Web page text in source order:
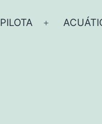
PILOTA
Abrir